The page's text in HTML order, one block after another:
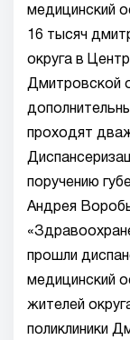
медицинский
16 тысяч
округа в
Дмитровской
проходят
поручению
Андрея
прошли
медицинский
жителей
поликлиники